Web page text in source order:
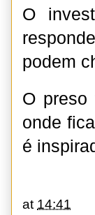
O
podem
O preso
onde
é
at 14:41